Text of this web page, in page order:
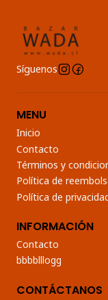
Síguenos
MENU
Inicio
Contacto
Términos y
Política de
Política de
INFORMACIÓN
Contacto
bbbblllogg
CONTÁCTANOS